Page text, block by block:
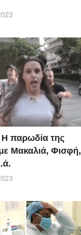
H παρωδία της
Μακαλιά, Φισφή,